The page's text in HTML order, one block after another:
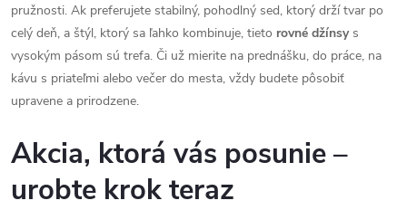
pružnosti. Ak preferujete stabilný, pohodlný sed, ktorý drží tvar po
celý deň, a štýl, ktorý sa ľahko kombinuje, tieto rovné džínsys
vysokým pásom sú trefa. Či už mierite na prednášku, do práce, na
kávu s priateľmi alebo večer do mesta, vždy budete pôsobiť
upravene a prirodzene.
Akcia, ktorá vás posunie –
urobte krok teraz